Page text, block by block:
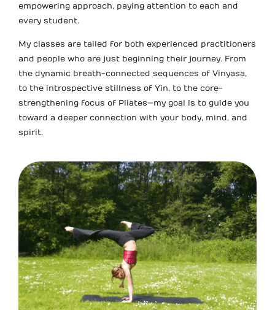
empowering approach, paying attention to each and
every student.
My classes are tailed for both experienced practitioners
and people who are just beginning their journey. From
the dynamic breath-connected sequences of Vinyasa,
to the introspective stillness of Yin, to the core-
strengthening focus of Pilates—my goal is to guide you
toward a deeper connection with your body, mind, and
spirit.